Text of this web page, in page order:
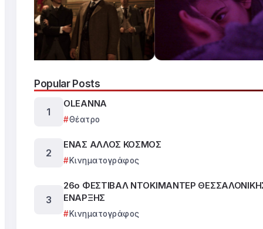
Popular Posts
OLEANNA
Θέατρο
ΕΝΑΣ ΑΛΛΟΣ ΚΟΣΜΟΣ
Κινηματογράφος
26ο ΦΕΣΤΙΒΑΛ ΝΤΟΚΙΜΑΝΤΕΡ
ΕΝΑΡΞΗΣ
Κινηματογράφος